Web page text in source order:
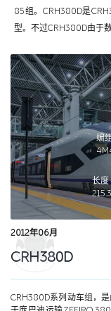
85组。CRH380D是
型。不过CRH380D由于
编
长度
2012年06月
CRH380D
CRH380D系列动车组，